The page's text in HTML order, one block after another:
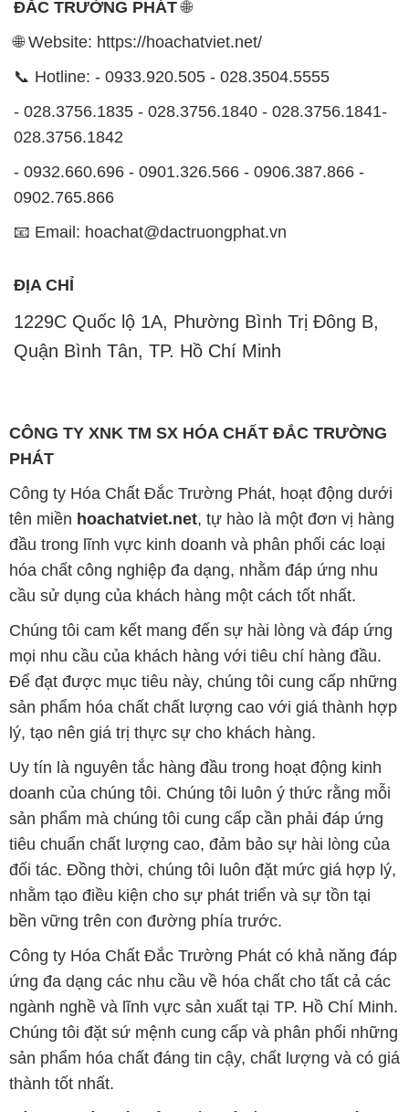
ĐẮC TRƯỜNG PHÁT🌐
🌐 Website: https://hoachatviet.net/
📞 Hotline: - 0933.920.505 - 028.3504.5555
- 028.3756.1835 - 028.3756.1840 - 028.3756.1841-
028.3756.1842
- 0932.660.696 - 0901.326.566 - 0906.387.866 -
0902.765.866
📧 Email: hoachat@dactruongphat.vn
ĐỊA CHỈ
1229C Quốc lộ 1A, Phường Bình Trị Đông B,
Quận Bình Tân, TP. Hồ Chí Minh
CÔNG TY XNK TM SX HÓA CHẤT ĐẮC TRƯỜNG
PHÁT
Công ty Hóa Chất Đắc Trường Phát, hoạt động dưới
tên miền hoachatviet.net, tự hào là một đơn vị hàng
đầu trong lĩnh vực kinh doanh và phân phối các loại
hóa chất công nghiệp đa dạng, nhằm đáp ứng nhu
cầu sử dụng của khách hàng một cách tốt nhất.
Chúng tôi cam kết mang đến sự hài lòng và đáp ứng
mọi nhu cầu của khách hàng với tiêu chí hàng đầu.
Để đạt được mục tiêu này, chúng tôi cung cấp những
sản phẩm hóa chất chất lượng cao với giá thành hợp
lý, tạo nên giá trị thực sự cho khách hàng.
Uy tín là nguyên tắc hàng đầu trong hoạt động kinh
doanh của chúng tôi. Chúng tôi luôn ý thức rằng mỗi
sản phẩm mà chúng tôi cung cấp cần phải đáp ứng
tiêu chuẩn chất lượng cao, đảm bảo sự hài lòng của
đối tác. Đồng thời, chúng tôi luôn đặt mức giá hợp lý,
nhằm tạo điều kiện cho sự phát triển và sự tồn tại
bền vững trên con đường phía trước.
Công ty Hóa Chất Đắc Trường Phát có khả năng đáp
ứng đa dạng các nhu cầu về hóa chất cho tất cả các
ngành nghề và lĩnh vực sản xuất tại TP. Hồ Chí Minh.
Chúng tôi đặt sứ mệnh cung cấp và phân phối những
sản phẩm hóa chất đáng tin cậy, chất lượng và có giá
thành tốt nhất.